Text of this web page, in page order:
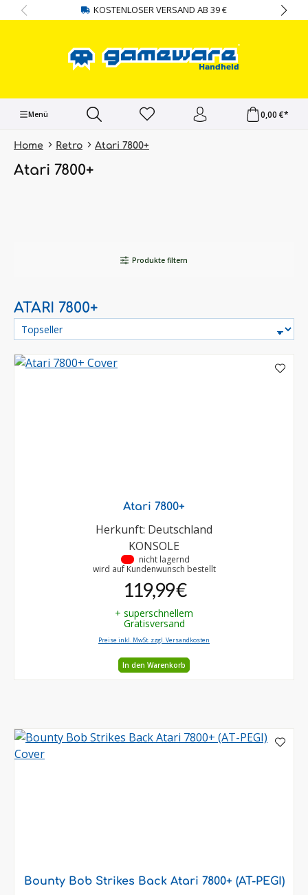
springen KOSTENLOSER VERSAND AB 39 €
Menü 0,00 €*
Home Retro Atari 7800+
Atari 7800+
Produkte filtern
ATARI 7800+
Atari 7800+
Herkunft: Deutschland
KONSOLE
nicht lagernd
wird auf Kundenwunsch bestellt
119,99 €
+ superschnellem
Gratisversand
Preise inkl. MwSt. zzgl. Versandkosten
In den Warenkorb
Bounty Bob Strikes Back Atari 7800+ (AT-PEGI)